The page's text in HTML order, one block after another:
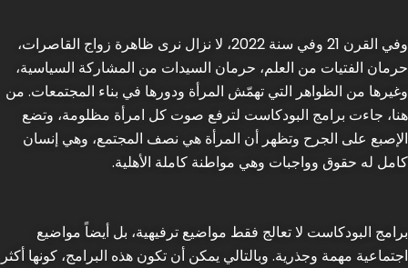
وفي القرن 21 وفي سنة 2022، لا نزال نرى ظاهرة زواج القاصرات،
حرمان الفتيات من العلم، حرمان السيدات من المشاركة السياسية،
وغيرها من الظواهر التي تهمّش المرأة ودورها في بناء المجتمعات. من
هنا، جاءت برامج البودكاست لترفع صوت كل امرأة مظلومة، وتضع
الإصبع على الجرح وتظهر أن المرأة هي نصف المجتمع، وهي إنسان
كامل له حقوق وواجبات وهي مواطنة كاملة الأهلية.
برامج البودكاست لا تعالج فقط مواضيع ترفيهية، بل أيضاً مواضيع
اجتماعية مهمة وجذرية. وبالتالي يمكن أن تكون هذه البرامج، كونها أكثر